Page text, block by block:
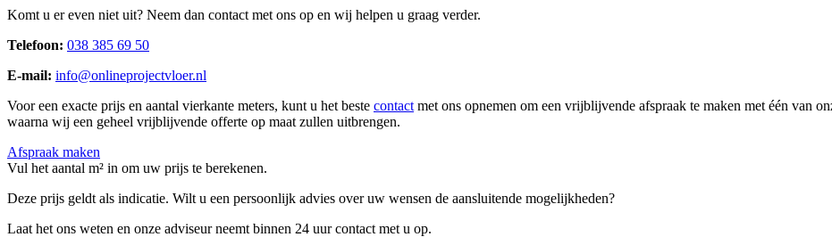
Komt u er even niet uit? Neem dan contact met ons op en wij helpen u graag verder.
Telefoon: 038 385 69 50
E-mail: info@onlineprojectvloer.nl
Voor een exacte prijs en aantal vierkante meters, kunt u het beste contact met ons opnemen om een vrijblijvende afspraak te maken met één van
waarna wij een geheel vrijblijvende offerte op maat zullen uitbrengen.
Afspraak maken
Vul het aantal m² in om uw prijs te berekenen.
Deze prijs geldt als indicatie. Wilt u een persoonlijk advies over uw wensen de aansluitende mogelijkheden?
Laat het ons weten en onze adviseur neemt binnen 24 uur contact met u op.